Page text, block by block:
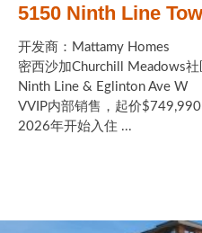
5150 Ninth Line
开发商：Mattamy Homes
密西沙加Churchill Meadows社
Ninth Line & Eglinton Ave W
VVIP内部销售，起价$749,990
2026年开始入住 ...